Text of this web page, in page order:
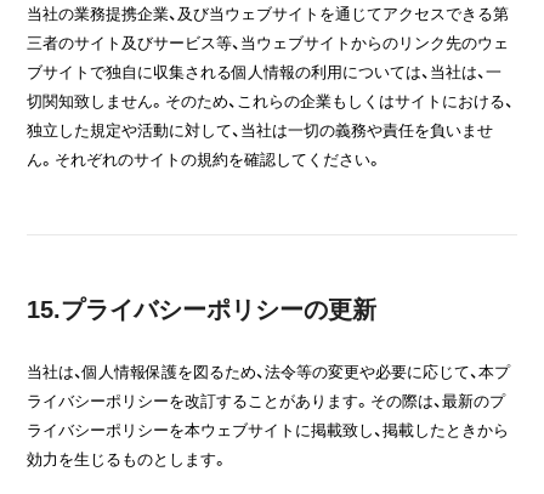
当社の業務提携企業、及び当ウェブサイトを通じてアクセスできる第
三者のサイト及びサービス等、当ウェブサイトからのリンク先のウェ
ブサイトで独自に収集される個人情報の利用については、当社は、一
切関知致しません。そのため、これらの企業もしくはサイトにおける、
独立した規定や活動に対して、当社は一切の義務や責任を負いませ
ん。それぞれのサイトの規約を確認してください。
15.プライバシーポリシーの更新
当社は、個人情報保護を図るため、法令等の変更や必要に応じて、本プ
ライバシーポリシーを改訂することがあります。その際は、最新のプ
ライバシーポリシーを本ウェブサイトに掲載致し、掲載したときから
効力を生じるものとします。